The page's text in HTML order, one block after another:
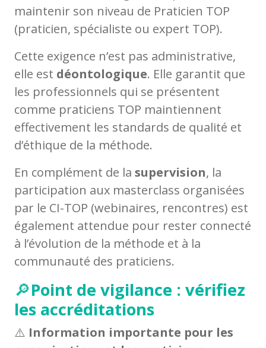
maintenir son niveau de Praticien TOP
(praticien, spécialiste ou expert TOP).
Cette exigence n’est pas administrative,
elle est déontologique. Elle garantit que
les professionnels qui se présentent
comme praticiens TOP maintiennent
effectivement les standards de qualité et
d’éthique de la méthode.
En complément de la supervision, la
participation aux masterclass organisées
par le CI-TOP (webinaires, rencontres) est
également attendue pour rester connecté
à l’évolution de la méthode et à la
communauté des praticiens.
🔎Point de vigilance : vérifiez
les accréditations
⚠️ Information importante pour les